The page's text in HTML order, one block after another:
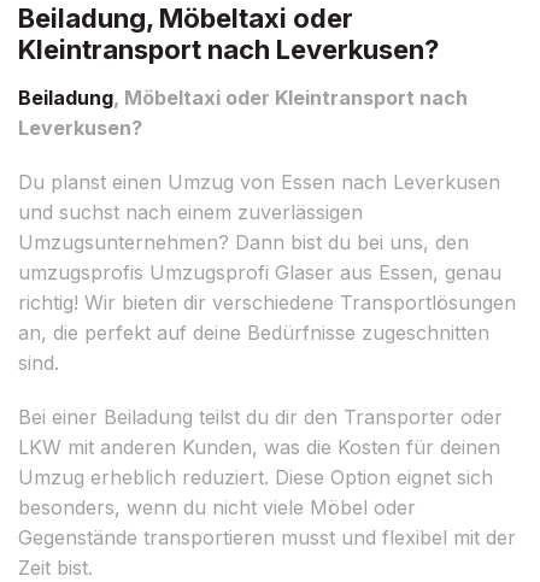
Beiladung, Möbeltaxi oder
Kleintransport nach Leverkusen?
Beiladung, Möbeltaxi oder Kleintransport nach
Leverkusen?
Du planst einen Umzug von Essen nach Leverkusen
und suchst nach einem zuverlässigen
Umzugsunternehmen? Dann bist du bei uns, den
umzugsprofis Umzugsprofi Glaser aus Essen, genau
richtig! Wir bieten dir verschiedene Transportlösungen
an, die perfekt auf deine Bedürfnisse zugeschnitten
sind.
Bei einer Beiladung teilst du dir den Transporter oder
LKW mit anderen Kunden, was die Kosten für deinen
Umzug erheblich reduziert. Diese Option eignet sich
besonders, wenn du nicht viele Möbel oder
Gegenstände transportieren musst und flexibel mit der
Zeit bist.